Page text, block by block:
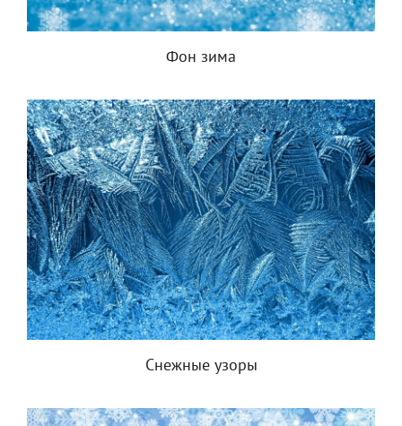
Фон зима
Снежные узоры